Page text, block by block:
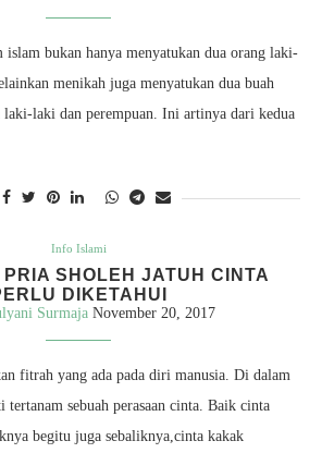
islam bukan hanya menyatukan dua orang laki-
menikah juga menyatukan dua buah
laki-laki dan perempuan. Ini artinya dari kedua
Info Islami
SHOLEH JATUH CINTA
DIKETAHUI
Surmaja November 20, 2017
fitrah yang ada pada diri manusia. Di dalam
tertanam sebuah perasaan cinta. Baik cinta
begitu juga sebaliknya,cinta kakak